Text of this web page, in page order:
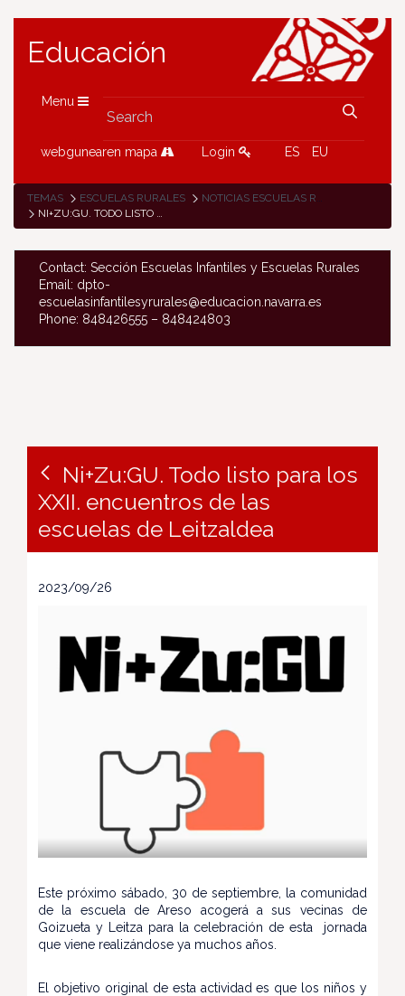
Educación
Menu
webgunearen mapa Login ES EU
TEMAS ESCUELAS RURALES
NOTICIAS ESCUELAS RURALES
NI+ZU:GU. TODO LISTO PARA LOS XXII. ENCUENTROS DE LAS ESCUELAS DE LEITZALDEA
Contact: Sección Escuelas Infantiles y Escuelas Rurales
Email: dpto-
escuelasinfantilesyrurales@educacion.navarra.es
Phone: 848426555 – 848424803
Ni+Zu:GU. Todo listo para los
XXII. encuentros de las
escuelas de Leitzaldea
2023/09/26
Este próximo sábado, 30 de septiembre, la comunidad
de la escuela de Areso acogerá a sus vecinas de
Goizueta y Leitza para la celebración de esta jornada
que viene realizándose ya muchos años.
El objetivo original de esta actividad es que los niños y